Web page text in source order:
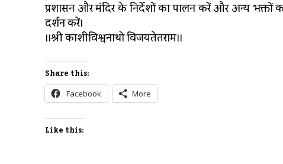
प्रशासन और मंदिर के निर्देशों का पालन करें और अन्य भक्तों
दर्शन करें।
।।श्री काशीविश्वनाथो विजयतेतराम।।
Share this:
Facebook More
Like this: